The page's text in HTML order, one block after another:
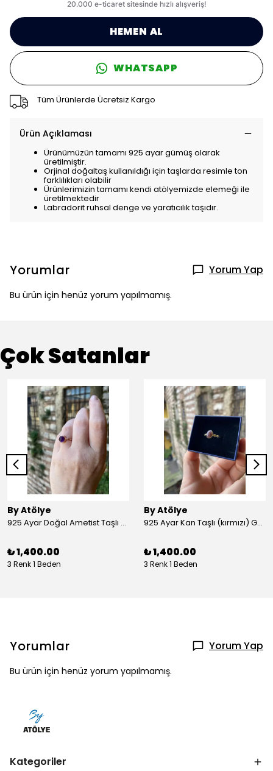
HEMEN AL
WHATSAPP
Tüm Ürünlerde Ücretsiz Kargo
Ürün Açıklaması
Ürünümüzün tamamı 925 ayar gümüş olarak
üretilmiştir.
Orjinal doğaltaş kullanıldığı için taşlarda resimle ton
farklılıkları olabilir
Ürünlerimizin tamamı kendi atölyemizde elemeği ile
üretilmektedir
Labradorit ruhsal denge ve yaratıcılık taşıdır.
Yorumlar Yorum Yap
Bu ürün için henüz yorum yapılmamış.
Çok Satanlar
By Atölye
925 Ayar Doğal Ametist Taşlı Yuvarlak Gümüş Yüzük
₺ 1,400.00
3 Renk 1 Beden
By Atölye
925 Ayar Kan Taşlı (kırmızı) Gümüş Yüzük
₺ 1,400.00
3 Renk 1 Beden
Yorumlar Yorum Yap
Bu ürün için henüz yorum yapılmamış.
Kategoriler